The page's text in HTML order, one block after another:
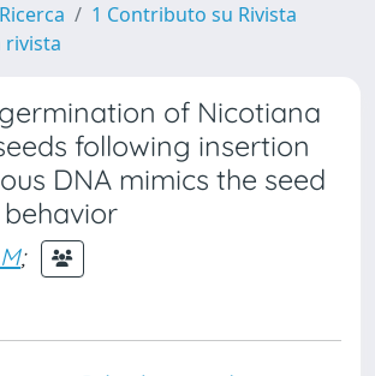
1 Contributo su Rivista
rivista
of Nicotiana
following insertion
DNA mimics the seed
;